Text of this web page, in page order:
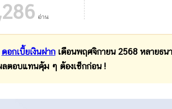
อ่าน
ดอกเบี้ยเงินฝาก เดือนพฤศจิกายน 2568 หลายธน
ตอบแทนคุ้ม ๆ ต้องเช็กก่อน !